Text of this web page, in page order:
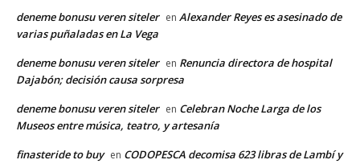
deneme bonusu veren siteler en Alexander Reyes es asesinado de
varias puñaladas en La Vega
deneme bonusu veren siteler en Renuncia directora de hospital
Dajabón; decisión causa sorpresa
deneme bonusu veren siteler en Celebran Noche Larga de los
Museos entre música, teatro, y artesanía
finasteride to buy en CODOPESCA decomisa 623 libras de Lambí y